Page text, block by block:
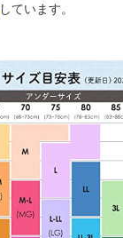
しています。